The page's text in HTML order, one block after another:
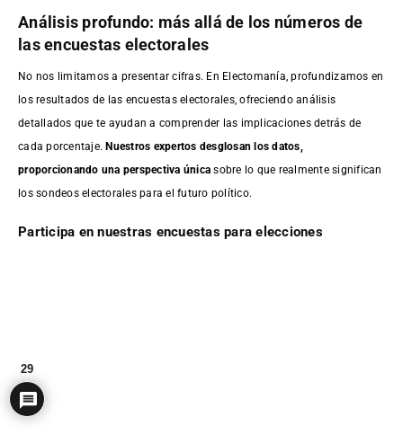
Análisis profundo: más allá de los números de
las encuestas electorales
No nos limitamos a presentar cifras. En Electomanía, profundizamos en
los resultados de las encuestas electorales, ofreciendo análisis
detallados que te ayudan a comprender las implicaciones detrás de
cada porcentaje.Nuestros expertos desglosan los datos,
proporcionando una perspectiva única sobre lo que realmente significan
los sondeos electorales para el futuro político.
Participa en nuestras encuestas para elecciones
29